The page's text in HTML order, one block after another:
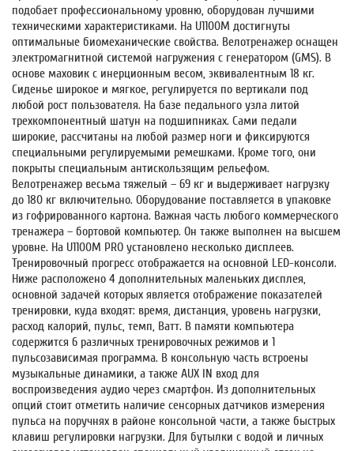
подобает профессиональному уровню, оборудован лучшими
техническими характеристиками. На U1100M достигнуты
оптимальные биомеханические свойства. Велотренажер оснащен
электромагнитной системой нагружения с генератором (GMS). В
основе маховик с инерционным весом, эквивалентным 18 кг.
Сиденье широкое и мягкое, регулируется по вертикали под
любой рост пользователя. На базе педального узла литой
трехкомпонентный шатун на подшипниках. Сами педали
широкие, рассчитаны на любой размер ноги и фиксируются
специальными регулируемыми ремешками. Кроме того, они
покрыты специальным антискользящим рельефом.
Велотренажер весьма тяжелый – 69 кг и выдерживает нагрузку
до 180 кг включительно. Оборудование поставляется в упаковке
из гофрированного картона. Важная часть любого коммерческого
тренажера – бортовой компьютер. Он также выполнен на высшем
уровне. На U1100M PRO установлено несколько дисплеев.
Тренировочный прогресс отображается на основной LED-консоли.
Ниже расположено 4 дополнительных маленьких дисплея,
основной задачей которых является отображение показателей
тренировки, куда входят: время, дистанция, уровень нагрузки,
расход калорий, пульс, темп, Ватт. В памяти компьютера
содержится 6 различных тренировочных режимов и 1
пульсозависимая программа. В консольную часть встроены
музыкальные динамики, а также AUX IN вход для
воспроизведения аудио через смартфон. Из дополнительных
опций стоит отметить наличие сенсорных датчиков измерения
пульса на поручнях в районе консольной части, а также быстрых
клавиш регулировки нагрузки. Для бутылки с водой и личных